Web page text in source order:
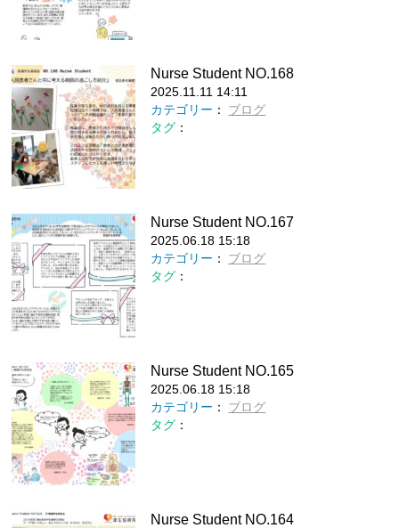
Nurse Student NO.168
2025.11.11 14:11
カテゴリー ：
ブログ
タグ ：
Nurse Student NO.167
2025.06.18 15:18
カテゴリー ：
ブログ
タグ ：
Nurse Student NO.165
2025.06.18 15:18
カテゴリー ：
ブログ
タグ ：
Nurse Student NO.164